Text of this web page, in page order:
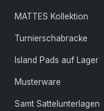
MATTES Kollektion
Turnierschabracke
Island Pads auf Lager
Musterware
Samt Sattelunterlagen